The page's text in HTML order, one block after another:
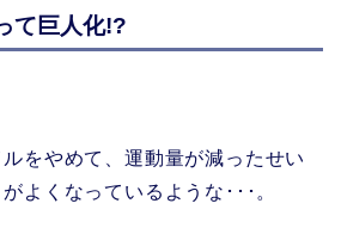
て巨人化!?
をやめて、運動量が減ったせい
よくなっているような･･･。